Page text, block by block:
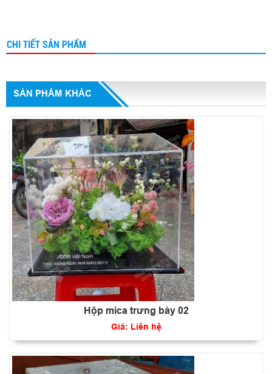
CHI TIẾT SẢN PHẨM
SẢN PHẨM KHÁC
Hộp mica trưng bày 02
Giá: Liên hệ